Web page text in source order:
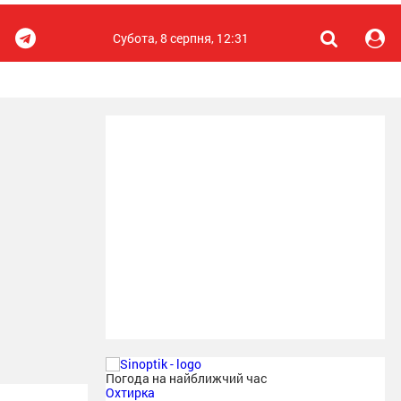
Субота, 8 серпня, 12:31
Погода на найближчий час
Охтирка